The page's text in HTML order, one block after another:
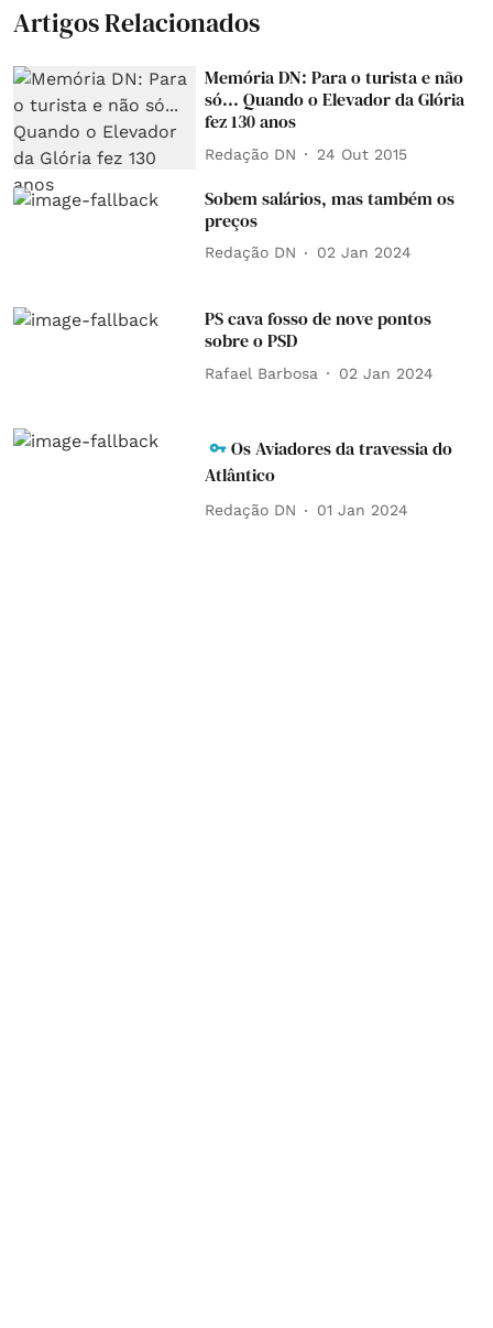
Artigos Relacionados
Memória DN: Para o turista e não
só... Quando o Elevador da Glória
fez 130 anos
Redação DN 24 Out 2015
Sobem salários, mas também os
preços
Redação DN 02 Jan 2024
PS cava fosso de nove pontos
sobre o PSD
Rafael Barbosa 02 Jan 2024
Os Aviadores da travessia do
Atlântico
Redação DN 01 Jan 2024